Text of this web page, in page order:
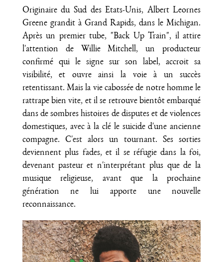
Originaire du Sud des Etats-Unis, Albert Leornes
Greene grandit à Grand Rapids, dans le Michigan.
Après un premier tube, "Back Up Train", il attire
l'attention de Willie Mitchell, un producteur
confirmé qui le signe sur son label, accroit sa
visibilité, et ouvre ainsi la voie à un succès
retentissant. Mais la vie cabossée de notre homme le
rattrape bien vite, et il se retrouve bientôt embarqué
dans de sombres histoires de disputes et de violences
domestiques, avec à la clé le suicide d'une ancienne
compagne. C'est alors un tournant. Ses sorties
deviennent plus fades, et il se réfugie dans la foi,
devenant pasteur et n'interprétant plus que de la
musique religieuse, avant que la prochaine
génération ne lui apporte une nouvelle
reconnaissance.